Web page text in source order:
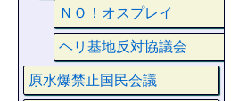
ＮＯ！オスプレイ
ヘリ基地反対協議会
原水爆禁止国民会議